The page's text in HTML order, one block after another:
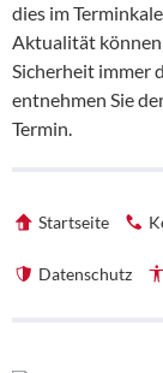
dies im
Aktualität
Sicherheit immer
entnehmen Sie
Termin.
Startseite
Datenschutz